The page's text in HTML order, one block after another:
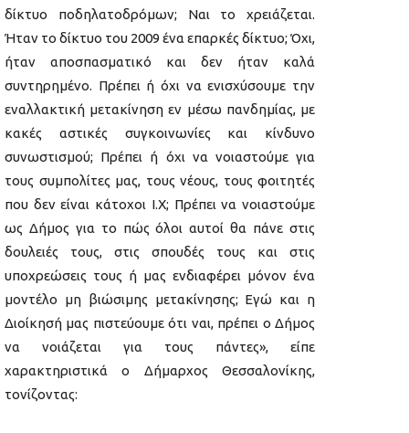
δίκτυο ποδηλατοδρόμων; Ναι το χρειάζεται.
Ήταν το δίκτυο του 2009 ένα επαρκές δίκτυο; Όχι,
ήταν αποσπασματικό και δεν ήταν καλά
συντηρημένο. Πρέπει ή όχι να ενισχύσουμε την
εναλλακτική μετακίνηση εν μέσω πανδημίας, με
κακές αστικές συγκοινωνίες και κίνδυνο
συνωστισμού; Πρέπει ή όχι να νοιαστούμε για
τους συμπολίτες μας, τους νέους, τους φοιτητές
που δεν είναι κάτοχοι Ι.Χ; Πρέπει να νοιαστούμε
ως Δήμος για το πώς όλοι αυτοί θα πάνε στις
δουλειές τους, στις σπουδές τους και στις
υποχρεώσεις τους ή μας ενδιαφέρει μόνον ένα
μοντέλο μη βιώσιμης μετακίνησης; Εγώ και η
Διοίκησή μας πιστεύουμε ότι ναι, πρέπει ο Δήμος
να νοιάζεται για τους πάντες», είπε
χαρακτηριστικά ο Δήμαρχος Θεσσαλονίκης,
τονίζοντας: